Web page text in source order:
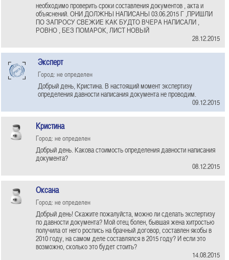
необходимо проверить сроки составления документов , акта и
объяснений. ОНИ ДОЛЖНЫ НАПИСАНЫ 03.06.2015 Г ,ПРИШЛИ
ПО ЗАПРОСУ СВЕЖИЕ КАК БУДТО ВЧЕРА НАПИСАЛИ ,
РОВНО , БЕЗ ПОМАРОК, ЛИСТ НОВЫЙ
28.12.2015
Эксперт
Город: не определен
Добрый день, Кристина. В настоящий момент экспертизу
определения давности написания документа не проводим.
09.12.2015
Кристина
Город: не определен
Добрый день. Какова стоимость определения давности написания
документа?
08.12.2015
Оксана
Город: не определен
Добрый день! Скажите пожалуйста, можно ли сделать экспертизу
по давности документа? Мой отец болен, бывшая жена хитростью
получила от него роспись на брачный договор, составлен якобы в
2010 году, на самом деле составлялся в 2015 году? И если это
возможно, сколько это будет стоить?
14.08.2015